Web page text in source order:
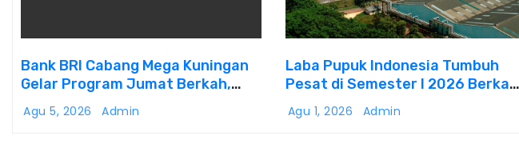
Bank BRI Cabang Mega Kuningan
Gelar Program Jumat Berkah,
Perkuat Komitmen untuk Saling
Berbagai Kepada Masyarakat
Agu 5, 2026 Admin
Laba Pupuk Indonesia Tumbuh
Pesat di Semester I 2026 Berkah
Transformasi Danantara
Agu 1, 2026 Admin